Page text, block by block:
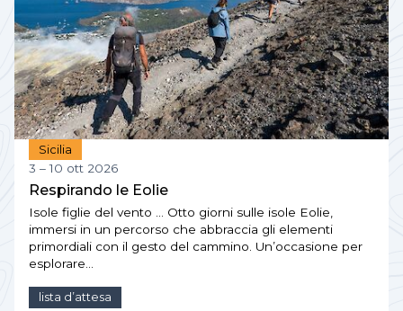
Sicilia
3 – 10 ott 2026
Respirando le Eolie
Isole figlie del vento … Otto giorni sulle isole Eolie,
immersi in un percorso che abbraccia gli elementi
primordiali con il gesto del cammino. Un’occasione per
esplorare…
lista d’attesa